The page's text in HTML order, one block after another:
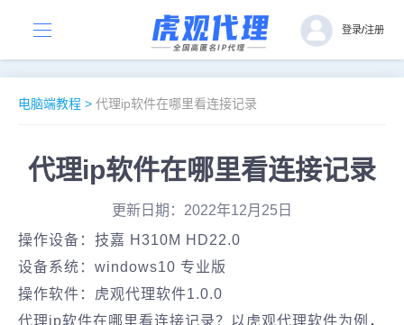
登录/注册
电脑端教程 > 代理ip软件在哪里看连接记录
代理ip软件在哪里看连接记录
更新日期：2022年12月25日
操作设备：技嘉 H310M HD22.0
设备系统：windows10 专业版
操作软件：虎观代理软件1.0.0
代理ip软件在哪里看连接记录？以虎观代理软件为例，